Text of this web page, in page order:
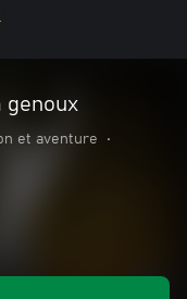
genoux
et aventure
•